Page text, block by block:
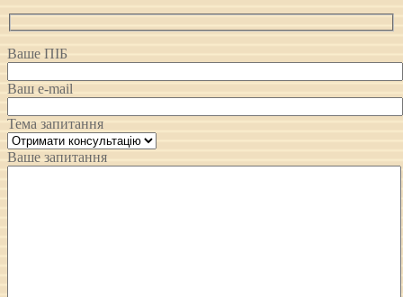
Ваше ПІБ
Ваш e-mail
Тема запитання
Ваше запитання